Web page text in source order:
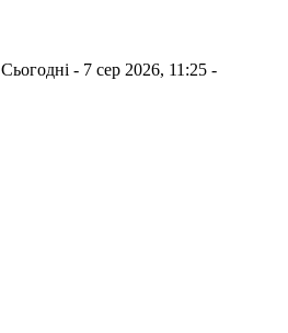
Сьогодні - 7 сер 2026, 11:25 -